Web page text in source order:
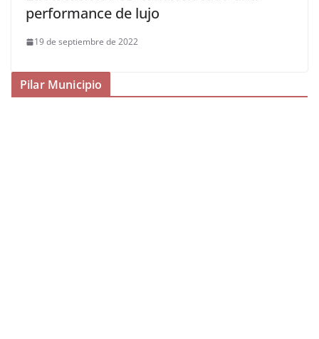
performance de lujo
19 de septiembre de 2022
Pilar Municipio